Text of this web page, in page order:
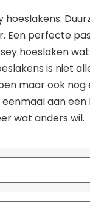
hoeslakens.
Een perfecte
hoeslaken
is niet
maar ook nog
eenmaal aan een
wat anders wil.